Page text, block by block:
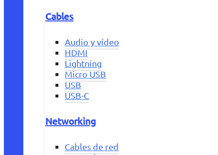
Cables
Audio y vídeo
HDMI
Lightning
Micro USB
USB
USB-C
Networking
Cables de red